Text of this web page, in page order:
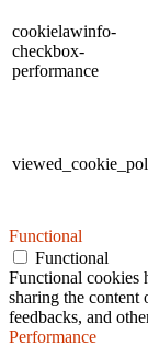
cookielawinfo-
checkbox-
performance
Functional
Functional
Functional cookies
sharing the content
feedbacks, and
Performance